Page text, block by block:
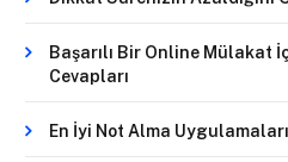
Başarılı Bir Online Mülakat
Cevapları
En İyi Not Alma Uygulamaları